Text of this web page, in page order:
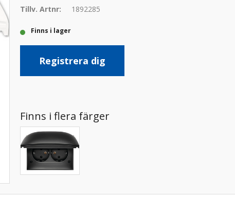
Tillv. Artnr:
1892285
Finns i lager
Registrera dig
Finns i flera färger